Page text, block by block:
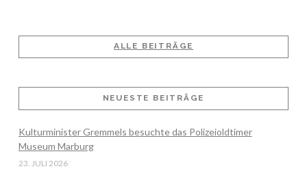
ALLE BEITRÄGE
NEUESTE BEITRÄGE
Kulturminister Gremmels besuchte das Polizeioldtimer
Museum Marburg
23. JULI 2026